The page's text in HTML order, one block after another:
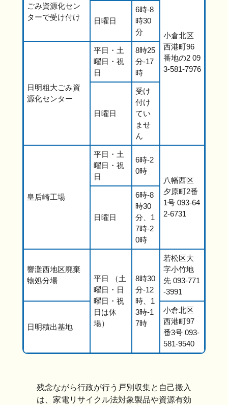
ごみ資源化セン
ターで受け付け
小倉北区
西港町96
番地の2 09
3-581-7976
日曜日
6時-8
時30
分
日明粗大ごみ資
源化センター
平日・土
曜日・祝
日
8時25
分-17
時
日曜日
受け
付け
てい
ませ
ん
皇后崎工場
平日・土
曜日・祝
日
6時-2
0時
八幡西区
夕原町2番
1号 093-64
2-6731
日曜日
6時-8
時30
分、1
7時-2
0時
響灘西地区廃棄
物処分場
平日 （土
曜日・日
曜日・祝
日は休
場）
8時30
分-12
時、1
3時-1
7時
若松区大
字小竹地
先 093-771
-3991
日明積出基地
小倉北区
西港町97
番3号 093-
581-9540
残念ながら行政が行う戸別収集と自己搬入
は、家電リサイクル法対象製品や資源有効